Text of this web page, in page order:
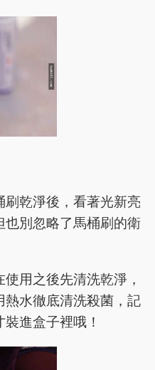
乾淨後，看著光新亮
也別忽略了馬桶刷的衛
用之後先清洗乾淨，
熱水徹底清洗殺菌，記
進盒子裡哦！